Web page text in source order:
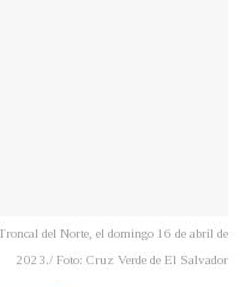
del Norte, el domingo 16 de abril de
2023./ Foto: Cruz Verde de El Salvador